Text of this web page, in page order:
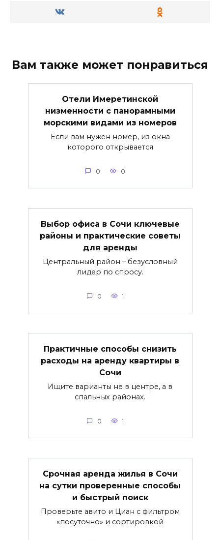
Вам также может понравиться
Отели Имеретинской
низменности с панорамными
морскими видами из номеров
Если вам нужен номер, из окна
которого открывается
0 0
Выбор офиса в Сочи ключевые
районы и практические советы
для аренды
Центральный район – безусловный
лидер по спросу.
0 1
Практичные способы снизить
расходы на аренду квартиры в
Сочи
Ищите варианты не в центре, а в
спальных районах.
0 1
Срочная аренда жилья в Сочи
на сутки проверенные способы
и быстрый поиск
Проверьте авито и Циан с фильтром
«посуточно» и сортировкой